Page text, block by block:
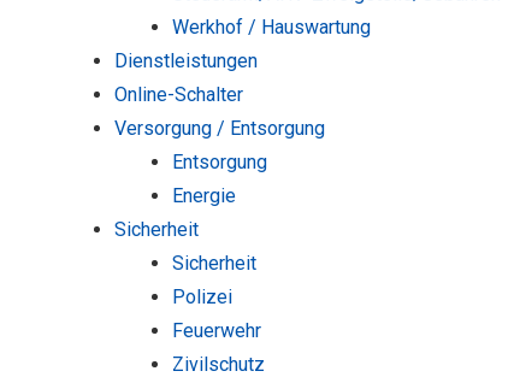
Werkhof / Hauswartung
Dienstleistungen
Online-Schalter
Versorgung / Entsorgung
Entsorgung
Energie
Sicherheit
Sicherheit
Polizei
Feuerwehr
Zivilschutz